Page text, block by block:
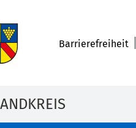
Barrierefreiheit